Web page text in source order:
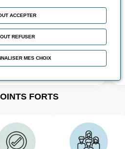
du Management de
depuis de
les entreprises dans
de leur
FORTS
ACCEPTER
REFUSER
MES CHOIX